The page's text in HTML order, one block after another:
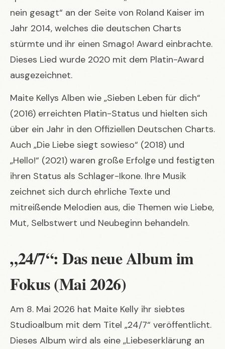
nein gesagt“ an der Seite von Roland Kaiser im
Jahr 2014, welches die deutschen Charts
stürmte und ihr einen Smago! Award einbrachte.
Dieses Lied wurde 2020 mit dem Platin-Award
ausgezeichnet.
Maite Kellys Alben wie „Sieben Leben für dich“
(2016) erreichten Platin-Status und hielten sich
über ein Jahr in den Offiziellen Deutschen Charts.
Auch „Die Liebe siegt sowieso“ (2018) und
„Hello!“ (2021) waren große Erfolge und festigten
ihren Status als Schlager-Ikone. Ihre Musik
zeichnet sich durch ehrliche Texte und
mitreißende Melodien aus, die Themen wie Liebe,
Mut, Selbstwert und Neubeginn behandeln.
„24/7“: Das neue Album im
Fokus (Mai 2026)
Am 8. Mai 2026 hat Maite Kelly ihr siebtes
Studioalbum mit dem Titel „24/7“ veröffentlicht.
Dieses Album wird als eine „Liebeserklärung an